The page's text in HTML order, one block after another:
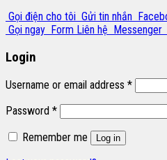
Gọi điện cho tôi Gửi tin nhắn
Gọi ngay Form Liên hệ Messenger
Login
Username or email address *
Password *
Remember me
Log in